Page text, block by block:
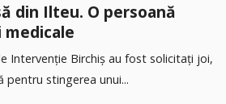
din Ilteu. O persoană
Intervenție Birchiș au fost solicitați joi,
pentru stingerea unui...